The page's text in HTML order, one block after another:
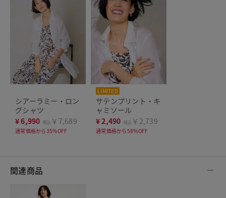
シアーラミー・ロン
グシャツ
¥6,990 税込 ￥7,689
通常価格から35%OFF
LIMITED
サテンプリント・キ
ャミソール
¥2,490 税込 ￥2,739
通常価格から58%OFF
関連商品